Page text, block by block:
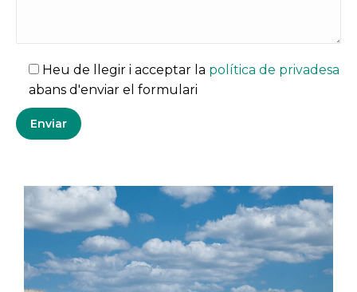
Heu de llegir i acceptar la política de privadesa
abans d'enviar el formulari